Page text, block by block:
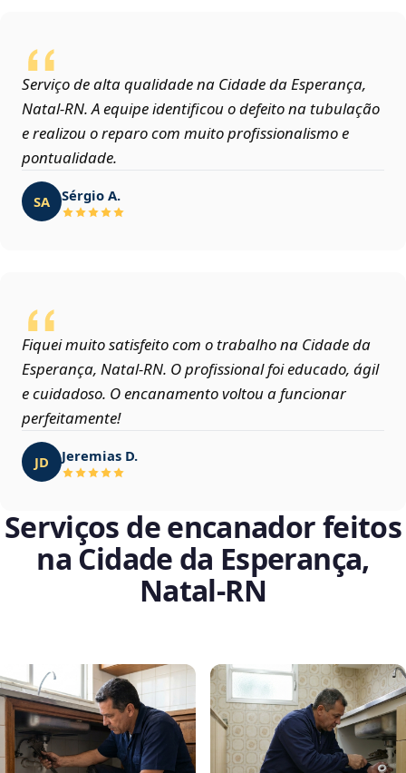
Serviço de alta qualidade na Cidade da Esperança,
Natal‑RN. A equipe identificou o defeito na tubulação
e realizou o reparo com muito profissionalismo e
pontualidade.
SA Sérgio A.
Fiquei muito satisfeito com o trabalho na Cidade da
Esperança, Natal‑RN. O profissional foi educado, ágil
e cuidadoso. O encanamento voltou a funcionar
perfeitamente!
JD Jeremias D.
Serviços de encanador feitos
na Cidade da Esperança,
Natal‑RN